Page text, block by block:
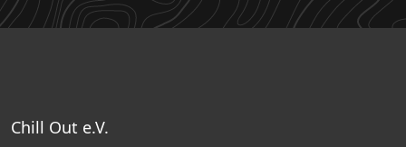
Chill Out e.V.